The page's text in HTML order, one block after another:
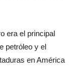
era el principal
petróleo y el
en América